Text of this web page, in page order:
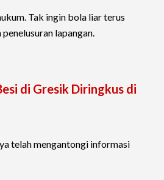
Tak ingin bola liar terus
lapangan.
di Gresik Diringkus di
telah mengantongi informasi